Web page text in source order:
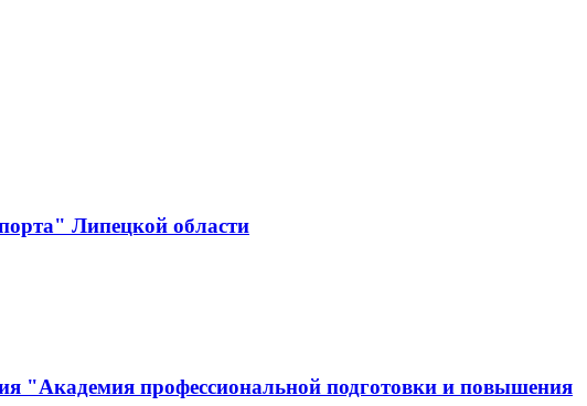
Липецкой области
"Академия профессиональной подготовки и повышения